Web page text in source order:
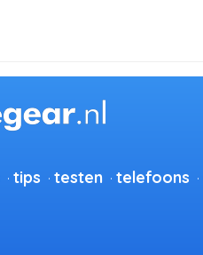
tips testen telefoons